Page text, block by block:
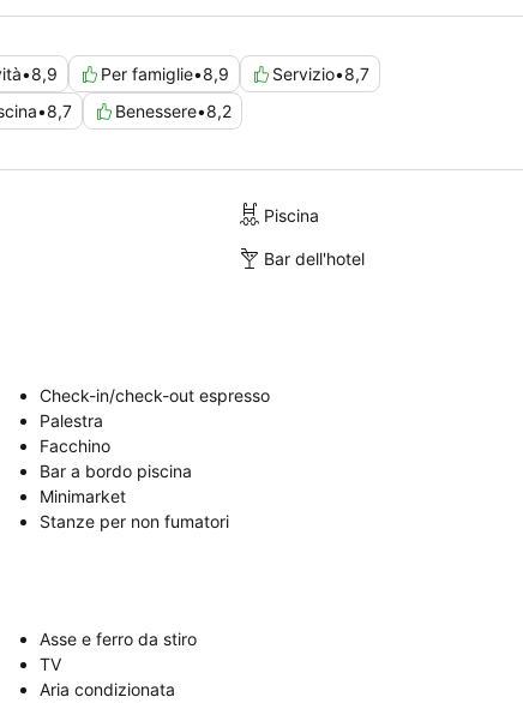
•8,9 Per famiglie•8,9 Servizio•8,7
•8,7 Benessere•8,2
Piscina
Bar dell'hotel
Check-in/check-out espresso
Palestra
Facchino
Bar a bordo piscina
Minimarket
Stanze per non fumatori
Asse e ferro da stiro
TV
Aria condizionata